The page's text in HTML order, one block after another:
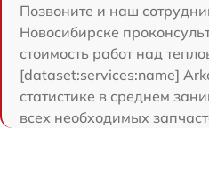
Позвоните и наш
Новосибирске
стоимость работ над
[dataset:services:name]
статистике в среднем
всех необходимых